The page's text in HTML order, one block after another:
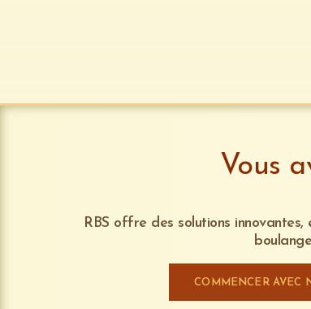
Vous
RBS offre des solutions
COMMENCER AVEC